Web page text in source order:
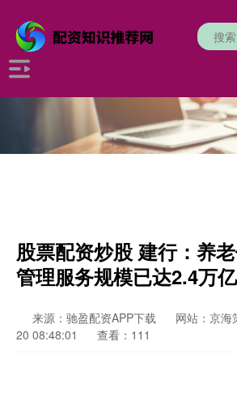
股票配资炒股 建行：养
管理服务规模已达2.4万
来源：驰盈配资APP下载 网站：京海
20 08:48:01
查看：111